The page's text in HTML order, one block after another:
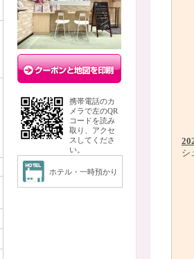
携帯電話のカ
メラで左のQR
コードを読み
取り、アクセ
スしてくださ
い。
ホテル・一時預かり
シ